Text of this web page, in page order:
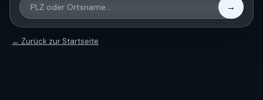
→
← Zurück zur Startseite